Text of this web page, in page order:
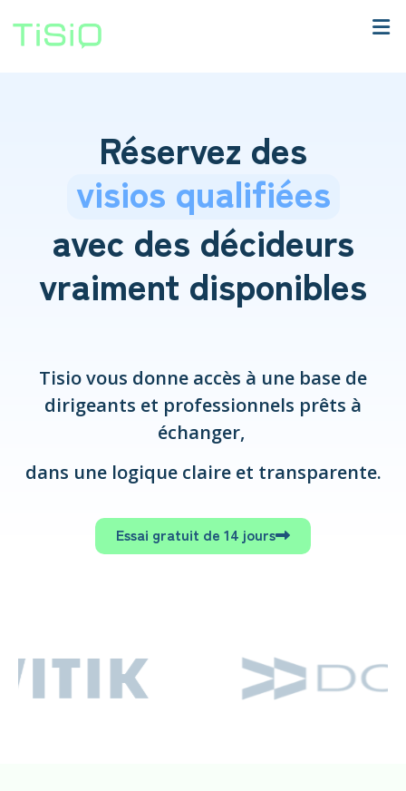
Réservez des
visios qualifiées
avec des décideurs
vraiment disponibles
Tisio vous donne accès à une base de
dirigeants et professionnels prêts à
échanger,
dans une logique claire et transparente.
Essai gratuit de 14 jours